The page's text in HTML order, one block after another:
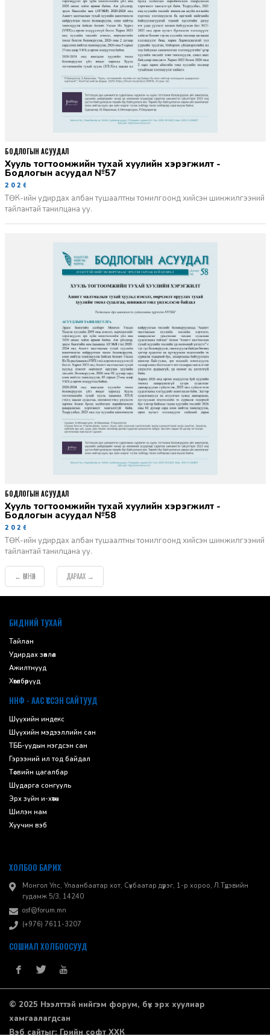
Хууль тогтоомжийн тухай хуулийн хэрэгжилт -
Бодлогын асуудал №57
2026-06-02
ТӨК-ийн удирдах албан тушаалтны томилгоонд хийсэн шинжилгээний
тайлантай танилцана уу.
БОДЛОГЫН АСУУДАЛ
Хууль тогтоомжийн тухай хуулийн хэрэгжилт -
Бодлогын асуудал №58
2026-06-02
ТӨК-ийн удирдах албан тушаалтны томилгоонд хийсэн шинжилгээний
тайлантай танилцана уу.
БОДЛОГЫН АСУУДАЛ
← ӨМНӨХ ДАРААХ →
БИДНИЙ ТУХАЙ
Тайлан
Удирдах зөвлөл
Ажилтнууд
Хөтөлбөрүүд
ННФ - ААС ҮҮССЭН САЙТУУД
Шүүхийн индекс
Шүүхийн мэдээллийн сан
ТББ-уудын нэгдсэн сан
Гэрээний ил тод байдал
Төсвийн цагалбар
Шударга сонгууль
Эрх зүйн и-хөтөч
Шилэн нам
Хуучин вэб
ХОЛБОО БАРИХ
Монгол Улс, Улаанбаатар хот, Сүхбаатар дүүрэг, 1-р хороо, ​Л.Түдэвийн
гудамж 5/3, 14240
osf@forum.mn
(+976) 7611-3207
СОШИАЛ ХОЛБООСУУД
© 2025 Нээлттэй нийгэм форум, бүх эрх хуулиар
хамгаалагдсан
Вэб сайтыг:Грийн софт ХХК